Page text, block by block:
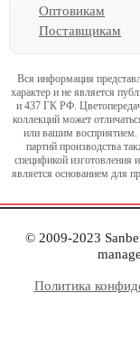
Оптовикам
Поставщикам
Вся информация
характер и не является
и 437 ГК РФ.
коллекций может
или вашим восприятием.
партий производства
спецификой изготовления
является основанием для
© 2009-2023
Политика